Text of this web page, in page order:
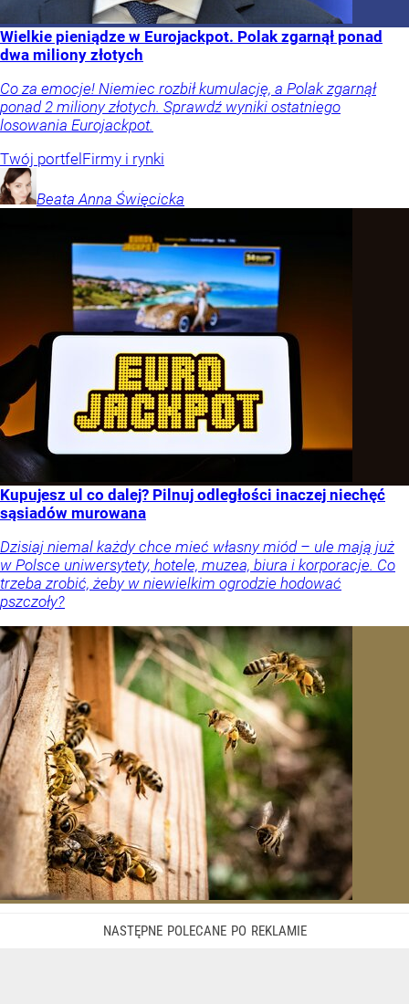
Wielkie pieniądze w Eurojackpot. Polak zgarnął ponad
dwa miliony złotych
Co za emocje! Niemiec rozbił kumulację, a Polak zgarnął
ponad 2 miliony złotych. Sprawdź wyniki ostatniego
losowania Eurojackpot.
Twój portfelFirmy i rynki
Beata Anna Święcicka
Kupujesz ul co dalej? Pilnuj odległości inaczej niechęć
sąsiadów murowana
Dzisiaj niemal każdy chce mieć własny miód – ule mają już
w Polsce uniwersytety, hotele, muzea, biura i korporacje. Co
trzeba zrobić, żeby w niewielkim ogrodzie hodować
pszczoły?